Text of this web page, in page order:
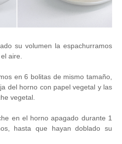
su volumen la espachurramos
aire.
en 6 bolitas de mismo tamaño,
del horno con papel vegetal y las
vegetal.
en el horno apagado durante 1
hasta que hayan doblado su